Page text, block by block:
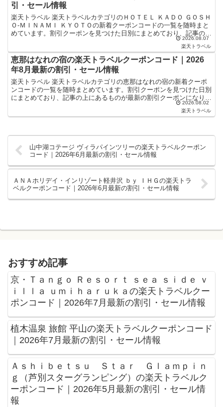
引・セール情報
楽天トラベル 楽天トラベルカテゴリのＨＯＴＥＬ ＫＡＤＯ ＧＯＳＨ
Ｏ‐ＭＩＮＡＭＩ ＫＹＯＴＯの新着クーポンコードの一覧を随時まと
めています。割引クーポンを見つけた日別にまとめており、記事の上
2026.08.07
楽天トラベル
恵那はなれの宿の楽天トラベルクーポンコード｜2026
年8月最新の割引・セール情報
楽天トラベル 楽天トラベルカテゴリの恵那はなれの宿の新着クーポ
ンコードの一覧を随時まとめています。割引クーポンを見つけた日別
にまとめており、記事の上にあるものが最新の割引クーポンになりま
す。ホテル・旅館宿泊の予約などで使えるクーポンやセール...2026.08.02
楽天トラベル
山中湖コテージ ヴィラパインツリーの楽天トラベルクーポン
コード｜2026年6月最新の割引・セール情報
ＡＮＡホリデイ・インリゾート軽井沢 ｂｙ ＩＨＧの楽天トラ
ベルクーポンコード｜2026年6月最新の割引・セール情報
おすすめ記事
京・Ｔａｎｇｏ Ｒｅｓｏｒｔ ｓｅａ ｓｉｄｅ ｖ
ｉｌｌａ ｕｍｉｈａｒｕｋａの楽天トラベルクー
ポンコード｜2026年7月最新の割引・セール情報
植木温泉 旅館 平山の楽天トラベルクーポンコード
｜2026年7月最新の割引・セール情報
Ａｓｈｉｂｅｔｓｕ Ｓｔａｒ Ｇｌａｍｐｉｎ
ｇ（芦別スターグランピング）の楽天トラベルク
ーポンコード｜2026年5月最新の割引・セール情
報